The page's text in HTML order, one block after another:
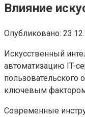
Влияние
Опубликовано:
Искусственный
автоматизацию IT-
пользовательского
ключевым
Современные